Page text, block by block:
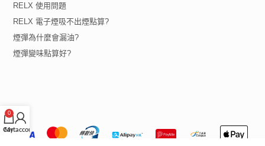
RELX 使用問題
RELX 電子煙吸不出煙點算?
煙彈為什麼會漏油?
煙彈變味點算好?
0
Cart
My account